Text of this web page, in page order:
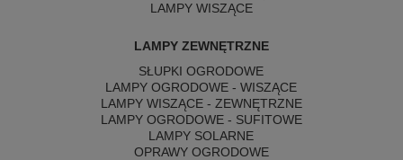
LAMPY WISZĄCE
LAMPY ZEWNĘTRZNE
SŁUPKI OGRODOWE
LAMPY OGRODOWE - WISZĄCE
LAMPY WISZĄCE - ZEWNĘTRZNE
LAMPY OGRODOWE - SUFITOWE
LAMPY SOLARNE
OPRAWY OGRODOWE